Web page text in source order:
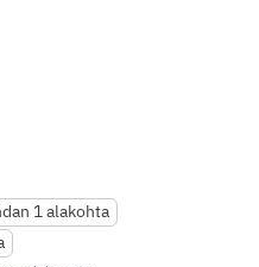
1 alakohta